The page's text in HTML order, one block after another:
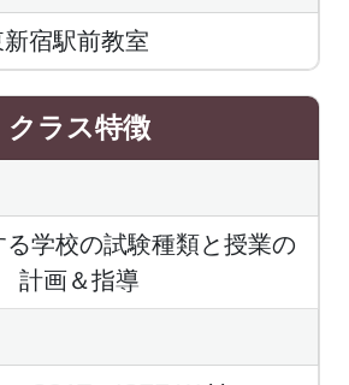
宿駅前教室
クラス特徴
学校の試験種類と授業の
計画＆指導